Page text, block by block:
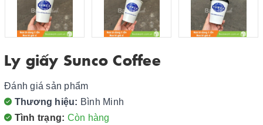
Ly giấy Sunco Coffee
Đánh giá sản phẩm
Thương hiệu: Bình Minh
Tình trạng: Còn hàng